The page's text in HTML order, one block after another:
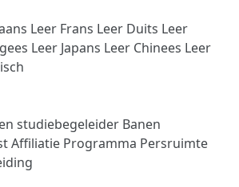
Leer Frans Leer Duits Leer
Leer Japans Leer Chinees Leer
studiebegeleider Banen
Affiliatie Programma Persruimte